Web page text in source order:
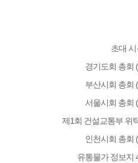
초대
경기도회 총회
부산시회 총회
서울시회 총회
제1회 건설교통부 위
인천시회 총회
유통물가 정보지